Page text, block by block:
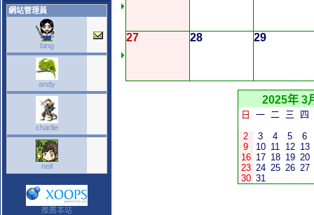
網站管理員
bing
andy
charlie
neil
推薦本站
27 28 29
2025年 3
日 一 二 三 四
2 3 4 5
6
9
10 11 12 13
16 17 18 19 20
23 24 25 26 27
30 31